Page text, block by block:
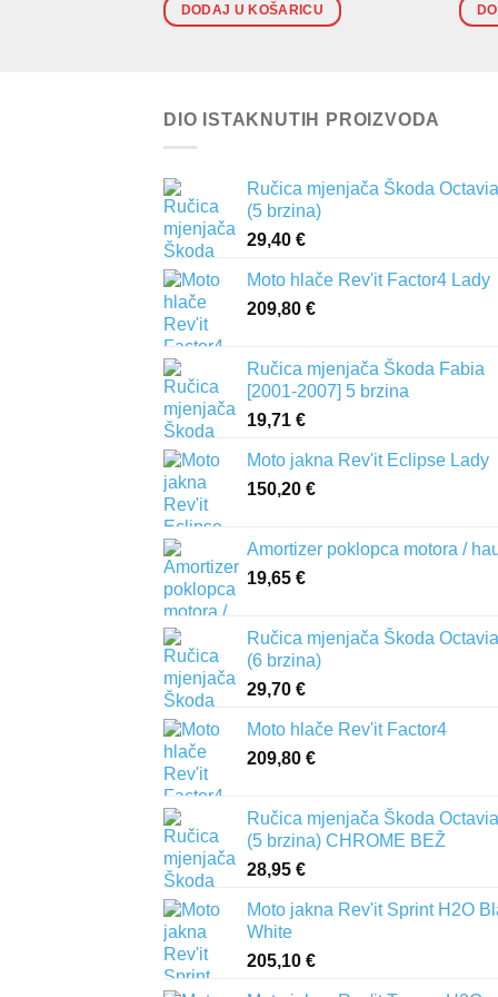
DODAJ U KOŠARICU
DIO ISTAKNUTIH PROIZVODA
Ručica mjenjača Škoda Octavia
(5 brzina)
29,40 €
Moto hlače Rev'it Factor4 Lady
209,80 €
Ručica mjenjača Škoda Fabia
[2001-2007] 5 brzina
19,71 €
Moto jakna Rev'it Eclipse Lady
150,20 €
Amortizer poklopca motora /
19,65 €
Ručica mjenjača Škoda Octavia
(6 brzina)
29,70 €
Moto hlače Rev'it Factor4
209,80 €
Ručica mjenjača Škoda Octavia
(5 brzina) CHROME BEŽ
28,95 €
Moto jakna Rev'it Sprint H2O
White
205,10 €